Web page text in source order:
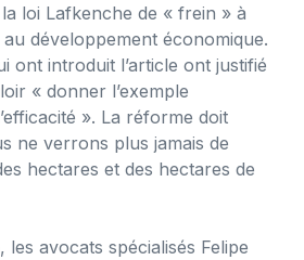
loi Lafkenche de « frein » à
au développement économique.
ont introduit l’article ont justifié
« donner l’exemple
». La réforme doit
ne verrons plus jamais de
hectares et des hectares de
les avocats spécialisés Felipe